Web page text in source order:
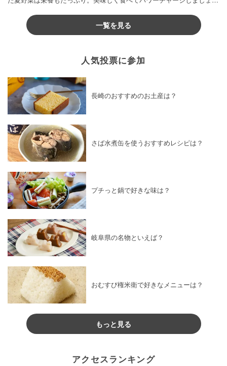
一覧を見る
人気投票に参加
長崎のおすすめのお土産は？
さば水煮缶を使うおすすめレシピは？
プチっと鍋で好きな味は？
岐阜県の名物といえば？
おむすび権米衛で好きなメニューは？
もっと見る
アクセスランキング